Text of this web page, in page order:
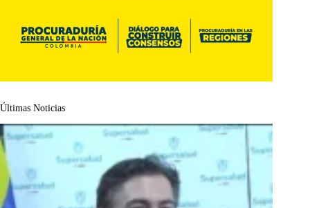
Últimas Noticias